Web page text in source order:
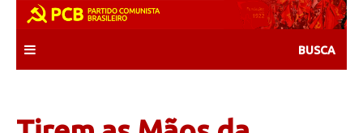
content